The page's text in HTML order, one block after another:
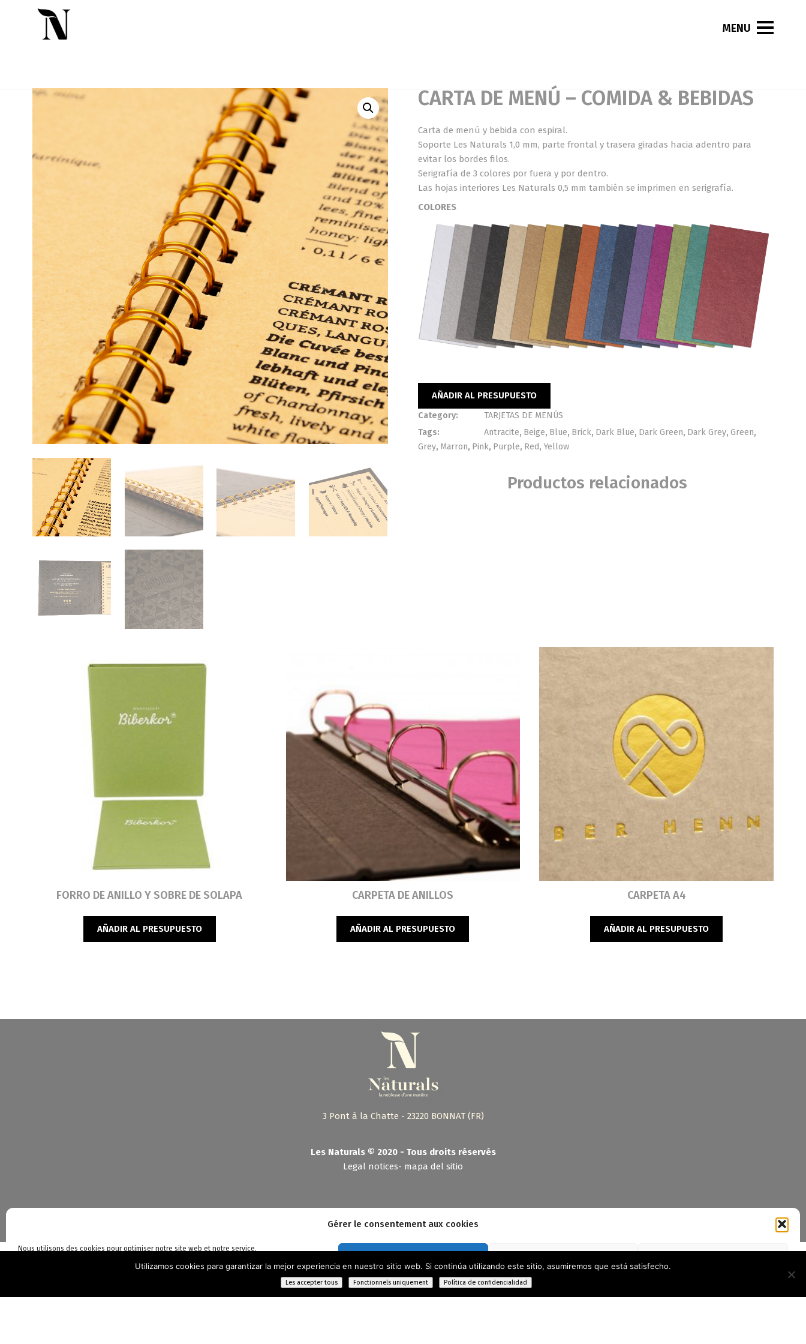
Gérer le consentement aux cookies
Nous utilisons des cookies pour optimiser notre site web et notre service.
CARTA DE MENÚ – COMIDA & BEBIDAS
Carta de menú y bebida con espiral.
Soporte Les Naturals 1,0 mm, parte frontal y trasera giradas hacia adentro para
evitar los bordes filos.
Serigrafía de 3 colores por fuera y por dentro.
Las hojas interiores Les Naturals 0,5 mm también se imprimen en serigrafía.
COLORES
AÑADIR AL PRESUPUESTO
Category:
TARJETAS DE MENÚS
Tags:
Antracite, Beige, Blue, Brick, Dark Blue, Dark Green, Dark Grey, Green,
Grey, Marron, Pink, Purple, Red, Yellow
Productos relacionados
Leer más
FORRO DE ANILLO Y SOBRE DE SOLAPA
AÑADIR AL PRESUPUESTO
CARPETA DE ANILLOS
AÑADIR AL PRESUPUESTO
CARPETA A4
AÑADIR AL PRESUPUESTO
3 Pont à la Chatte - 23220 BONNAT (FR)
Les Naturals © 2020 - Tous droits réservés
Legal notices- mapa del sitio
©Les Naturals 2020 - Stratégie : Shebam !- Hébergement :
Utilizamos cookies para garantizar la mejor experiencia en nuestro sitio web. Si continúa utilizando este sitio, asumiremos que está satisfecho.
Les accepter tous Fonctionnels uniquement Política de confidencialidad